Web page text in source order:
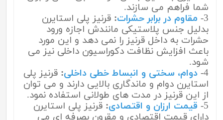
شما فراهم می سازند.
3- مقاوم در برابر حشرات: قرنیز پلی استایرن
بدلیل جنس پلاستیکی مانندش اجازه ورود
حشرات به داخل قرنیز را نمی دهد و این مورد
باعث افزایش نظافت دکوراسیون داخلی نیز می
شود.
4- دوام، سختی و انبساط خطی داخلی: قرنیز پلی
استایرن دوام و ماندگاری بالایی دارند و می توان
از این قرنیز در مدت های طولانی استفاده نمود.
5- قیمت ارزان و اقتصادی: قرنیز پلی استایرن
دارای قیمت اقتصادی و مقرون بصرفه ای می